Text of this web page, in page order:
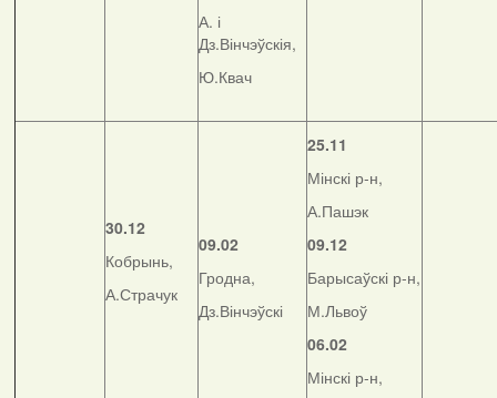
А. і
Дз.Вінчэўскія,
Ю.Квач
30.12
Кобрынь,
А.Страчук
09.02
Гродна,
Дз.Вінчэўскі
25.11
Мінскі р-н,
А.Пашэк
09.12
Барысаўскі р-н,
М.Львоў
06.02
Мінскі р-н,